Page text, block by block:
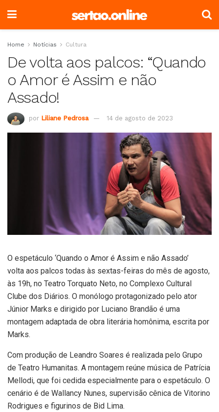
Home Notícias Cultura
De volta aos palcos: “Quando
o Amor é Assim e não
Assado!
por Liliane Pedrosa 14 de agosto de 2023
O espetáculo ‘Quando o Amor é Assim e não Assado’
volta aos palcos todas às sextas-feiras do mês de agosto,
às 19h, no Teatro Torquato Neto, no Complexo Cultural
Clube dos Diários. O monólogo protagonizado pelo ator
Júnior Marks e dirigido por Luciano Brandão é uma
montagem adaptada de obra literária homônima, escrita por
Marks.
Com produção de Leandro Soares é realizada pelo Grupo
de Teatro Humanitas. A montagem reúne música de Patrícia
Mellodi, que foi cedida especialmente para o espetáculo. O
cenário é de Wallancy Nunes, supervisão cênica de Vitorino
Rodrigues e figurinos de Bid Lima.